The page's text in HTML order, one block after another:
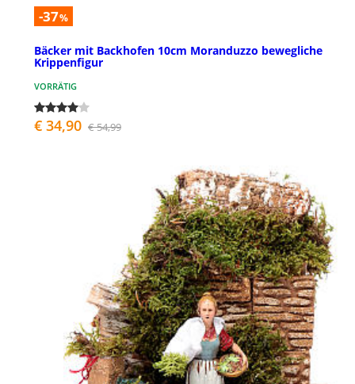
-37%
Bäcker mit Backhofen 10cm Moranduzzo bewegliche
Krippenfigur
VORRÄTIG
€ 34,90 € 54,99